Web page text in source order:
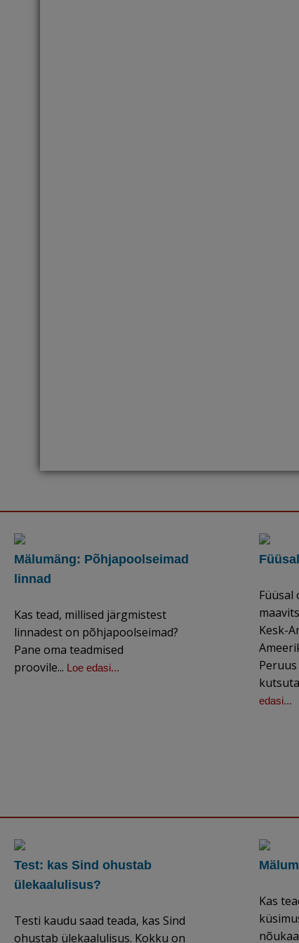
Mälumäng: Põhjapoolseimad
linnad
Kas tead, millised järgmistest
linnadest on põhjapoolseimad?
Pane oma teadmised
proovile... Loe edasi...
Füüsal
Kesk-
edasi...
Test: kas Sind ohustab
ülekaalulisus?
Testi kaudu saad teada, kas Sind
ohustab ülekaalulisus. Kokku on
Kas